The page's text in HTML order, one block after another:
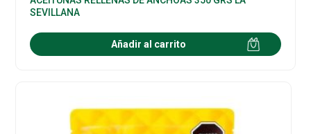
SEVILLANA
Añadir al carrito